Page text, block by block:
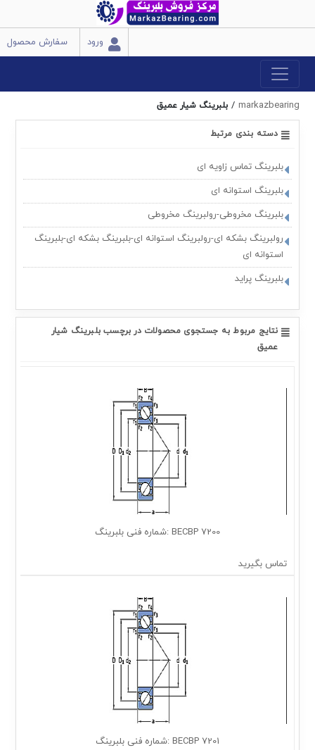
سفارش محصول ورود
markazbearing
/ بلبرینگ شیار عمیق
دسته بندی مرتبط
بلبرینگ تماس زاویه ای
بلبرینگ استوانه ای
بلبرینگ مخروطی-رولبرینگ مخروطی
رولبرینگ بشکه ای-رولبرینگ استوانه ای-بلبرینگ بشکه ای-بلبرینگ
استوانه ای
بلبرینگ پراید
نتایج مربوط به جستجوی محصولات در برچسب بلبرینگ شیار
عمیق
7200 BECBP :شماره فنی بلبرینگ
تماس بگیرید
7201 BECBP :شماره فنی بلبرینگ